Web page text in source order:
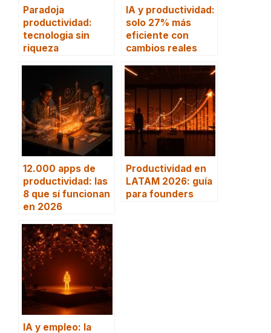
Paradoja
productividad:
tecnologia sin
riqueza
IA y productividad:
solo 27% más
eficiente con
cambios reales
12.000 apps de
productividad: las
8 que sí funcionan
en 2026
Productividad en
LATAM 2026: guía
para founders
IA y empleo: la